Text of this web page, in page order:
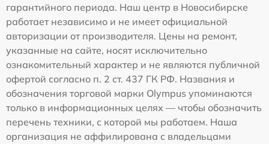
гарантийного периода. Наш центр в Новосибирске
работает независимо и не имеет официальной
авторизации от производителя. Цены на ремонт,
указанные на сайте, носят исключительно
ознакомительный характер и не являются публичной
офертой согласно п. 2 ст. 437 ГК РФ. Названия и
обозначения торговой марки Olympus упоминаются
только в информационных целях — чтобы обозначить
перечень техники, с которой мы работаем. Наша
организация не аффилирована с владельцами